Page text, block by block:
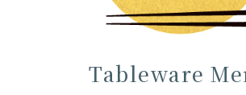
Tableware